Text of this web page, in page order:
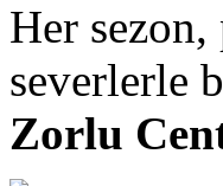
Her sezon,
severlerle
Zorlu